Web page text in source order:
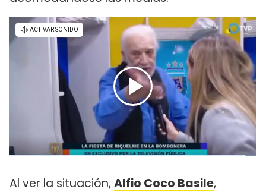
Al ver la situación, Alfio Coco Basile,